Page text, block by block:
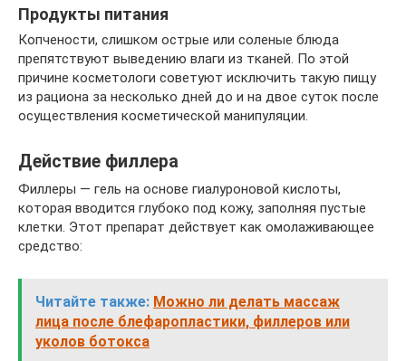
Продукты питания
Копчености, слишком острые или соленые блюда
препятствуют выведению влаги из тканей. По этой
причине косметологи советуют исключить такую пищу
из рациона за несколько дней до и на двое суток после
осуществления косметической манипуляции.
Действие филлера
Филлеры — гель на основе гиалуроновой кислоты,
которая вводится глубоко под кожу, заполняя пустые
клетки. Этот препарат действует как омолаживающее
средство:
Читайте также: Можно ли делать массаж
лица после блефаропластики, филлеров или
уколов ботокса